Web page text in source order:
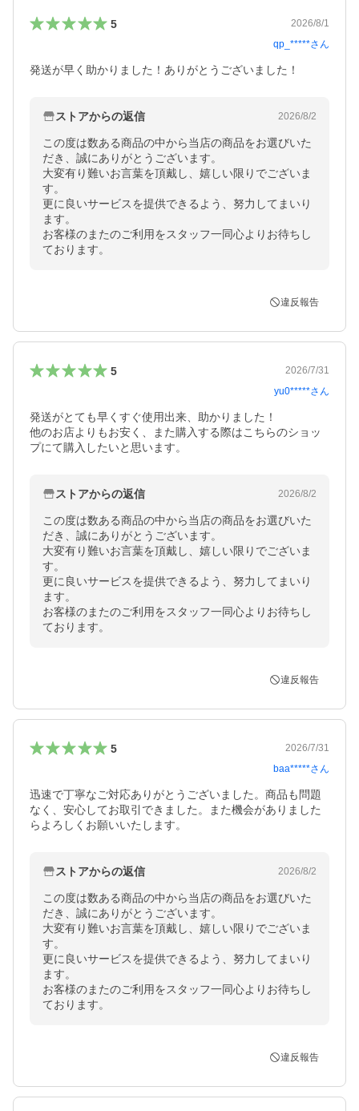
5
2026/8/1
qp_*****さん
発送が早く助かりました！ありがとうございました！
ストアからの返信 2026/8/2
この度は数ある商品の中から当店の商品をお選びいた
だき、誠にありがとうございます。
大変有り難いお言葉を頂戴し、嬉しい限りでございま
す。
更に良いサービスを提供できるよう、努力してまいり
ます。
お客様のまたのご利用をスタッフ一同心よりお待ちし
ております。
違反報告
5
2026/7/31
yu0*****さん
発送がとても早くすぐ使用出来、助かりました！
他のお店よりもお安く、また購入する際はこちらのショッ
プにて購入したいと思います。
ストアからの返信 2026/8/2
この度は数ある商品の中から当店の商品をお選びいた
だき、誠にありがとうございます。
大変有り難いお言葉を頂戴し、嬉しい限りでございま
す。
更に良いサービスを提供できるよう、努力してまいり
ます。
お客様のまたのご利用をスタッフ一同心よりお待ちし
ております。
違反報告
5
2026/7/31
baa*****さん
迅速で丁寧なご対応ありがとうございました。商品も問題
なく、安心してお取引できました。また機会がありました
らよろしくお願いいたします。
ストアからの返信 2026/8/2
この度は数ある商品の中から当店の商品をお選びいた
だき、誠にありがとうございます。
大変有り難いお言葉を頂戴し、嬉しい限りでございま
す。
更に良いサービスを提供できるよう、努力してまいり
ます。
お客様のまたのご利用をスタッフ一同心よりお待ちし
ております。
違反報告